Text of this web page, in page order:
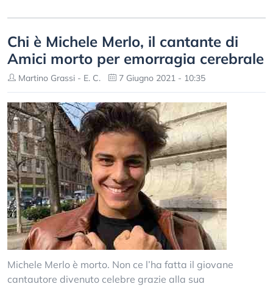
Chi è Michele Merlo, il cantante di
Amici morto per emorragia cerebrale
Martino Grassi - E. C. 7 Giugno 2021 - 10:35
Michele Merlo è morto. Non ce l’ha fatta il giovane
cantautore divenuto celebre grazie alla sua